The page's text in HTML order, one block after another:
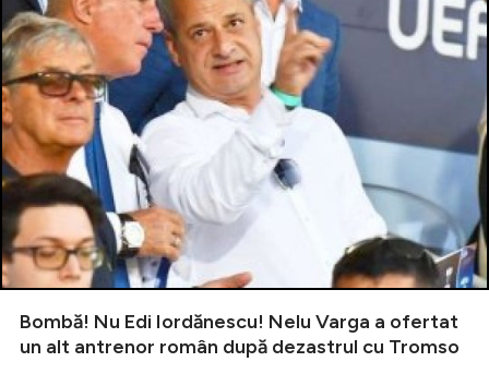
Bombă! Nu Edi Iordănescu! Nelu Varga a ofertat
un alt antrenor român după dezastrul cu Tromso